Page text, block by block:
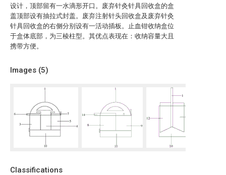
设计，顶部留有一水滴形开口。废弃针灸针具回收盒的盒
盖顶部设有抽拉式封盖。废弃注射针头回收盒及废弃针灸
针具回收盒的右侧分别设有一活动插板。止血钳收纳盒位
于盒体底部，为三棱柱型。其优点表现在：收纳容量大且
携带方便。
Images (5)
Classifications